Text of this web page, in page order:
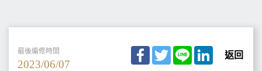
最後編修時間
2023/06/07
Facebook
TwitterLine LinkedIn
返回